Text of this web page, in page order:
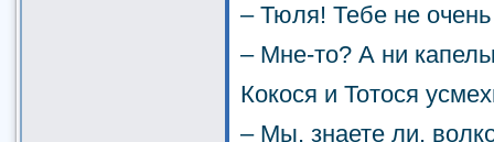
– Тюля! Тебе не
– Мне-то? А ни
Кокося и Тотося
– Мы, знаете ли,